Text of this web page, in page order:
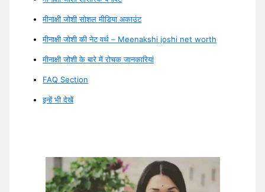
मीनाक्षी जोशी सोशल मीडिया अकाउंट
मीनाक्षी जोशी की नेट वर्थ – Meenakshi joshi net worth
मीनाक्षी जोशी के बारे में रोचक जानकारियां
FAQ Section
इन्हें भी देखें